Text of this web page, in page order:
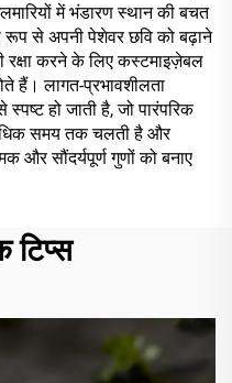
में भंडारण स्थान की बचत
से अपनी पेशेवर छवि को बढ़ाने
करने के लिए कस्टमाइज़ेबल
हैं। लागत-प्रभावशीलता
स्पष्ट हो जाती है, जो पारंपरिक
समय तक चलती है और
और सौंदर्यपूर्ण गुणों को बनाए
टिप्स